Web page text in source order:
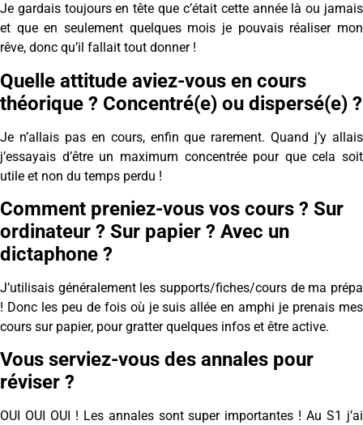
Je gardais toujours en tête que c’était cette année là ou jamais
et que en seulement quelques mois je pouvais réaliser mon
rêve, donc qu’il fallait tout donner !
Quelle attitude aviez-vous en cours
théorique ? Concentré(e) ou dispersé(e) ?
Je n’allais pas en cours, enfin que rarement. Quand j’y allais
j’essayais d’être un maximum concentrée pour que cela soit
utile et non du temps perdu !
Comment preniez-vous vos cours ? Sur
ordinateur ? Sur papier ? Avec un
dictaphone ?
J’utilisais généralement les supports/fiches/cours de ma prépa
! Donc les peu de fois où je suis allée en amphi je prenais mes
cours sur papier, pour gratter quelques infos et être active.
Vous serviez-vous des annales pour
réviser ?
OUI OUI OUI ! Les annales sont super importantes ! Au S1 j’ai